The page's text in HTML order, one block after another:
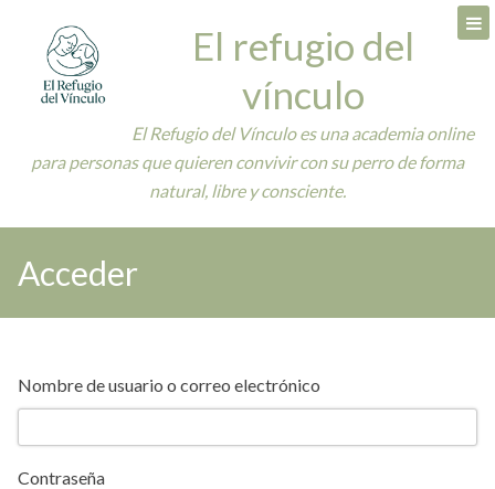
content
El refugio del
vínculo
El Refugio del Vínculo es una academia online
para personas que quieren convivir con su perro de forma
natural, libre y consciente.
Acceder
Nombre de usuario o correo electrónico
Contraseña